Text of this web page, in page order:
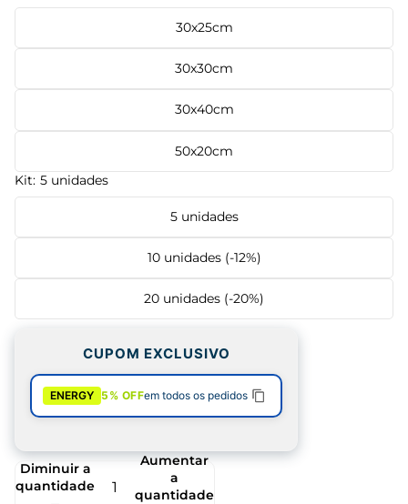
30x25cm
30x30cm
30x40cm
50x20cm
Kit: 5 unidades
5 unidades
10 unidades (-12%)
20 unidades (-20%)
CUPOM EXCLUSIVO
ENERGY 5% OFFem todos os pedidos
Diminuir a
quantidade
Aumentar
a
quantidade